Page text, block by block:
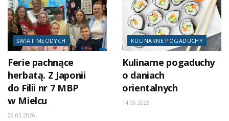
ŚWIAT MŁODYCH
Ferie pachnące
herbatą. Z Japonii
do Filii nr 7 MBP
w Mielcu
26.02.2026
KULINARNE POGADUCHY
Kulinarne pogaduchy
o daniach
orientalnych
14.06.2025